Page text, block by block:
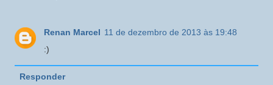
Renan Marcel 11 de dezembro de 2013 às 19:48
:)
Responder